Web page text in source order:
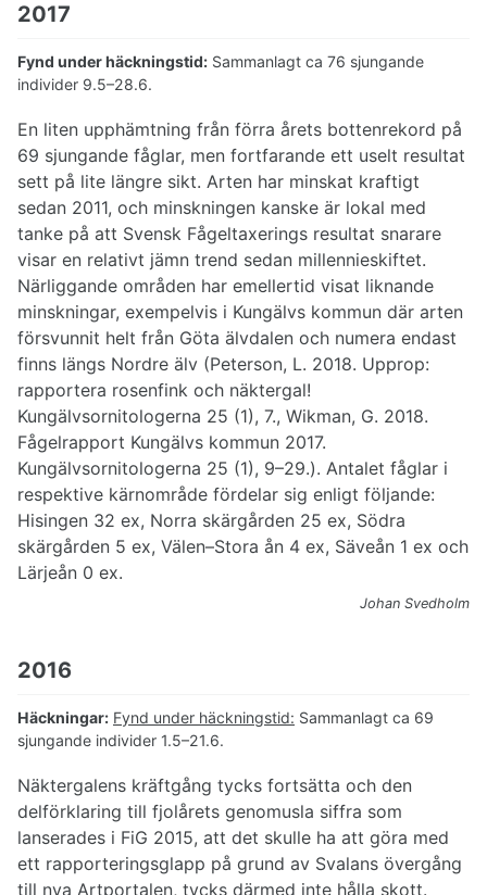
2017
Fynd under häckningstid: Sammanlagt ca 76 sjungande
individer 9.5–28.6.
En liten upphämtning från förra årets bottenrekord på
69 sjungande fåglar, men fortfarande ett uselt resultat
sett på lite längre sikt. Arten har minskat kraftigt
sedan 2011, och minskningen kanske är lokal med
tanke på att Svensk Fågeltaxerings resultat snarare
visar en relativt jämn trend sedan millennieskiftet.
Närliggande områden har emellertid visat liknande
minskningar, exempelvis i Kungälvs kommun där arten
försvunnit helt från Göta älvdalen och numera endast
finns längs Nordre älv (Peterson, L. 2018. Upprop:
rapportera rosenfink och näktergal!
Kungälvsornitologerna 25 (1), 7., Wikman, G. 2018.
Fågelrapport Kungälvs kommun 2017.
Kungälvsornitologerna 25 (1), 9–29.). Antalet fåglar i
respektive kärnområde fördelar sig enligt följande:
Hisingen 32 ex, Norra skärgården 25 ex, Södra
skärgården 5 ex, Välen–Stora ån 4 ex, Säveån 1 ex och
Lärjeån 0 ex.
Johan Svedholm
2016
Häckningar: Fynd under häckningstid: Sammanlagt ca 69
sjungande individer 1.5–21.6.
Näktergalens kräftgång tycks fortsätta och den
delförklaring till fjolårets genomusla siffra som
lanserades i FiG 2015, att det skulle ha att göra med
ett rapporteringsglapp på grund av Svalans övergång
till nya Artportalen, tycks därmed inte hålla skott.